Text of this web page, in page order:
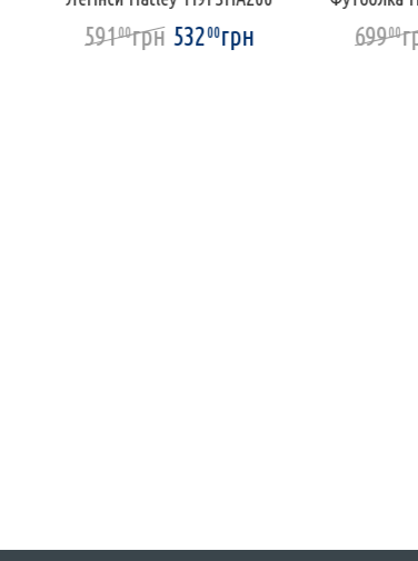
59100грн 53200грн 69900